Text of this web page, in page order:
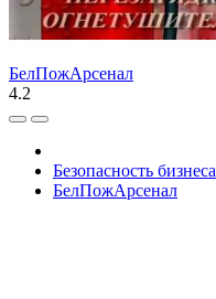
БелПожАрсенал
4.2
Безопасность бизнеса
БелПожАрсенал